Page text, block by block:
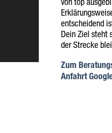
entscheidend
Dein Ziel steht
der Strecke
Zum
Anfahrt